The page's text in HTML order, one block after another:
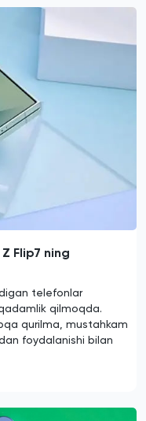
Flip7 ning
telefonlar
qilmoqda.
qurilma, mustahkam
foydalanishi bilan